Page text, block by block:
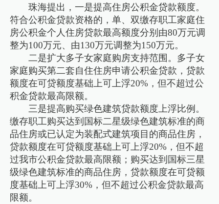
珠海提出，一是提高住房公积金贷款额度。
符合公积金贷款资格的，单、双缴存职工家庭住
房公积金个人住房贷款最高额度分别由80万元调
整为100万元、由130万元调整为150万元。
二是扩大多子女家庭购房支持范围。多子女
家庭购买第二套自住住房申请公积金贷款，贷款
额度在可贷额度基础上可上浮20%，但不超过公
积金贷款最高限额。
三是提高购买绿色建筑贷款额度上浮比例。
缴存职工购买达到国标二星级绿色建筑标准的商
品住房或已认定为装配式建筑项目的商品住房，
贷款额度在可贷额度基础上可上浮20%，但不超
过我市公积金贷款最高限额；购买达到国标三星
级绿色建筑标准的商品住房，贷款额度在可贷额
度基础上可上浮30%，但不超过公积金贷款最高
限额。